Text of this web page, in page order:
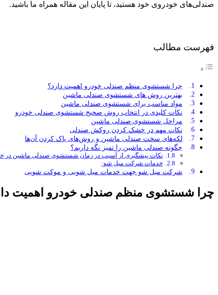
صندلی‌های خودروی خود هستید، تا پایان این مقاله همراه ما باشید.
فهرست مطالب
چرا شستشوی منظم صندلی خودرو اهمیت دارد؟
بهترین روش های شستشوی صندلی ماشین
مواد مناسب برای شستشوی صندلی ماشین
نکات کلیدی در انتخاب روش صحیح شستشوی صندلی خودرو
مراحل شستشوی صندلی ماشین
نکات مهم در خشک کردن روکش صندلی
لکه‌های سخت صندلی ماشین و روش‌های پاک کردن آن‌ها
چگونه صندلی ماشین را تمیز نگه داریم؟
نکات پیشگیری از آسیب در زمان شستشوی صندلی ماشین در
خدمات شرکت مبل شو:
شرکت مبل شو جهت خدمات مبل شویی و موکت شویی
چرا شستشوی منظم صندلی خودرو اهمیت